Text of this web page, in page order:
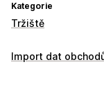
Kategorie
Tržiště
Správa listingů
Import dat